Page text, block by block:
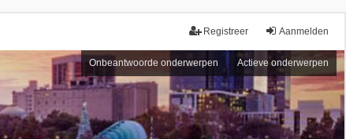
Aanmelden
Registreer
Onbeantwoorde onderwerpen Actieve onderwerpen